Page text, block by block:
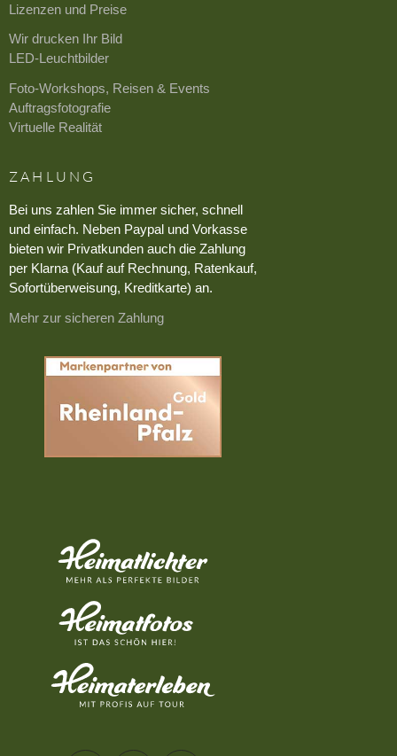
Lizenzen und Preise
Wir drucken Ihr Bild
LED-Leuchtbilder
Foto-Workshops, Reisen & Events
Auftragsfotografie
Virtuelle Realität
ZAHLUNG
Bei uns zahlen Sie immer sicher, schnell
und einfach. Neben Paypal und Vorkasse
bieten wir Privatkunden auch die Zahlung
per Klarna (Kauf auf Rechnung, Ratenkauf,
Sofortüberweisung, Kreditkarte) an.
Mehr zur sicheren Zahlung